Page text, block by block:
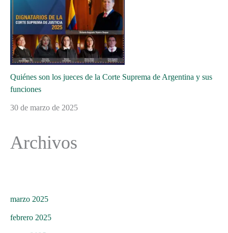
Quiénes son los jueces de la Corte Suprema de Argentina y sus
funciones
30 de marzo de 2025
Archivos
marzo 2025
febrero 2025